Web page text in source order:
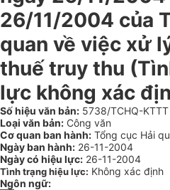
26/11/2004 của
quan về việc xử
thuế truy thu
lực không xác
Số hiệu văn bản: 5738/TCHQ-KTTT
Loại văn bản: Công văn
Cơ quan ban hành: Tổng cục Hải
Ngày ban hành: 26-11-2004
Ngày có hiệu lực: 26-11-2004
Tình trạng hiệu lực: Không xác định
Ngôn ngữ: